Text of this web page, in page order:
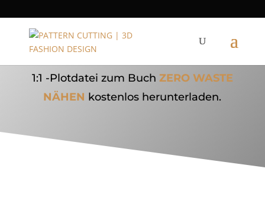
1:1 -Plotdatei zum Buch ZERO WASTE
NÄHEN kostenlos herunterladen.